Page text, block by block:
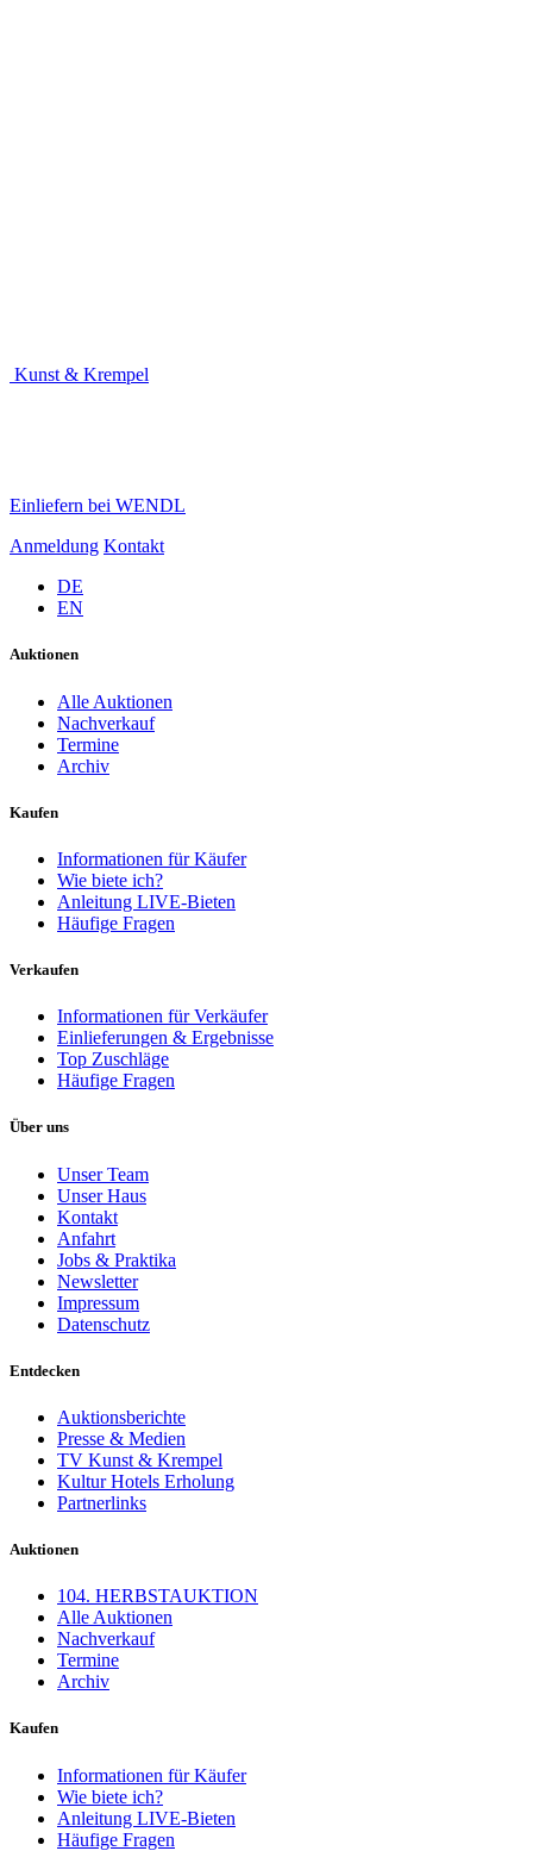
Kunst & Krempel
Einliefern bei WENDL
Anmeldung Kontakt
DE
EN
Auktionen
Alle Auktionen
Nachverkauf
Termine
Archiv
Kaufen
Informationen für Käufer
Wie biete ich?
Anleitung LIVE-Bieten
Häufige Fragen
Verkaufen
Informationen für Verkäufer
Einlieferungen & Ergebnisse
Top Zuschläge
Häufige Fragen
Über uns
Unser Team
Unser Haus
Kontakt
Anfahrt
Jobs & Praktika
Newsletter
Impressum
Datenschutz
Entdecken
Auktionsberichte
Presse & Medien
TV Kunst & Krempel
Kultur Hotels Erholung
Partnerlinks
Auktionen
104. HERBSTAUKTION
Alle Auktionen
Nachverkauf
Termine
Archiv
Kaufen
Informationen für Käufer
Wie biete ich?
Anleitung LIVE-Bieten
Häufige Fragen